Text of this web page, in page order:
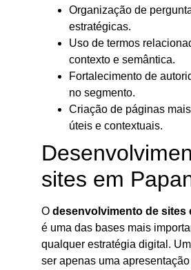
Organização de
estratégicas.
Uso de termos
contexto e semântica.
Fortalecimento de
no segmento.
Criação de páginas
úteis e contextuais.
sites em
O desenvolvimento de sites
é uma das bases mais
qualquer estratégia digital.
ser apenas uma